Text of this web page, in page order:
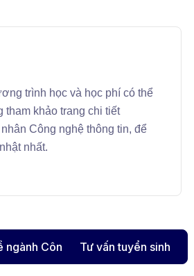
trình học và học phí có thể
tham khảo trang chi tiết
Công nghệ thông tin, để
nhất.
ngành Công nghệ thông tin
Tư vấn tuyển sinh